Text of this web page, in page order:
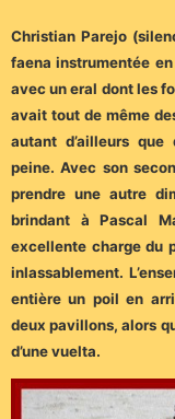
Christian Parejo
faena instrumentée
avec un eral dont les
avait tout de même
autant d’ailleurs que
peine. Avec son
prendre une autre
brindant à Pascal
excellente charge du
inlassablement.
entière un poil en
deux pavillons, alors
d’une vuelta.